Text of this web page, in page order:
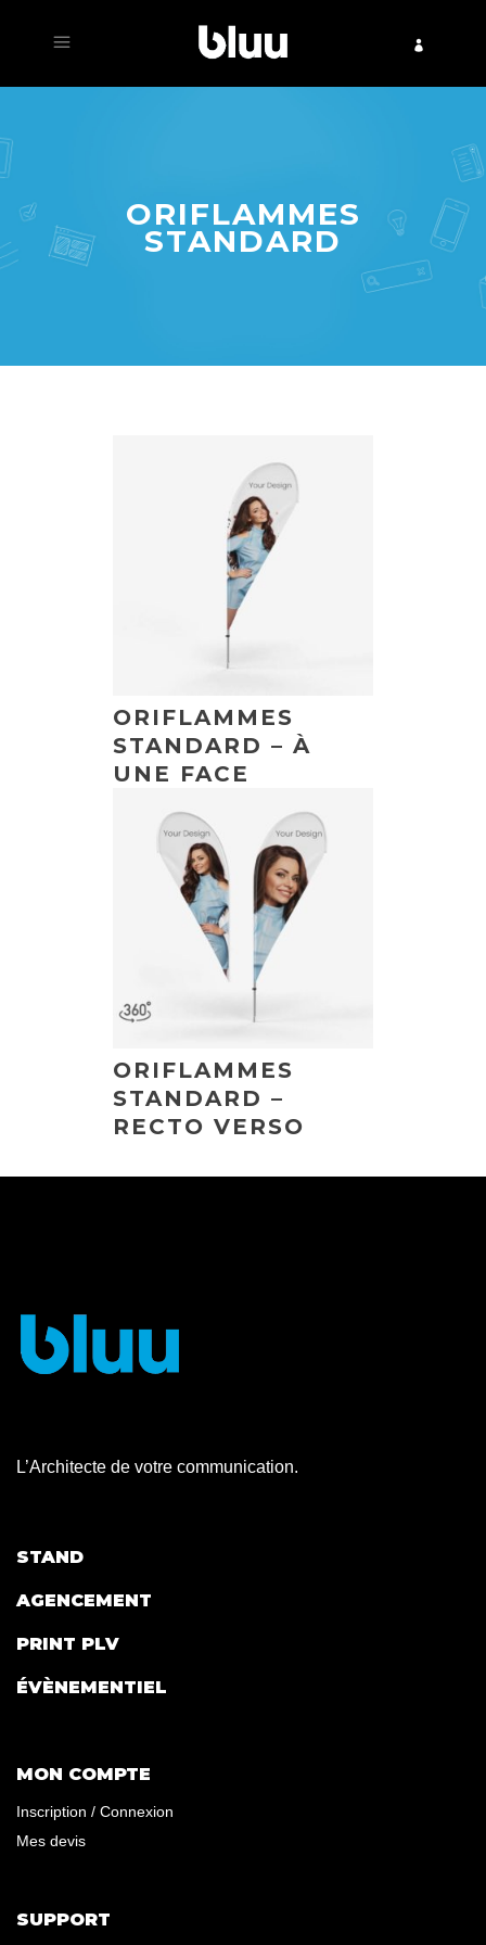
ORIFLAMMES
STANDARD
ORIFLAMMES
STANDARD – À
UNE FACE
ORIFLAMMES
STANDARD –
RECTO VERSO
L’Architecte de votre communication.
STAND
AGENCEMENT
PRINT PLV
ÉVÈNEMENTIEL
MON COMPTE
Inscription / Connexion
Mes devis
SUPPORT